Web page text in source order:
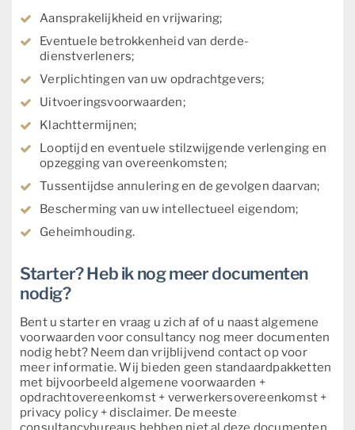
Aansprakelijkheid en vrijwaring;
Eventuele betrokkenheid van derde-
dienstverleners;
Verplichtingen van uw opdrachtgevers;
Uitvoeringsvoorwaarden;
Klachttermijnen;
Looptijd en eventuele stilzwijgende verlenging en
opzegging van overeenkomsten;
Tussentijdse annulering en de gevolgen daarvan;
Bescherming van uw intellectueel eigendom;
Geheimhouding.
Starter? Heb ik nog meer documenten
nodig?
Bent u starter en vraag u zich af of u naast algemene
voorwaarden voor consultancy nog meer documenten
nodig hebt? Neem dan vrijblijvend contact op voor
meer informatie. Wij bieden geen standaardpakketten
met bijvoorbeeld algemene voorwaarden +
opdrachtovereenkomst + verwerkersovereenkomst +
privacy policy + disclaimer. De meeste